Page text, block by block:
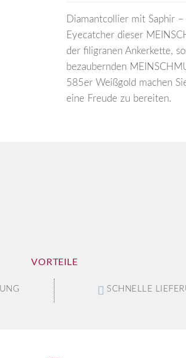
Diamantcollier mit Saphir
Eyecatcher dieser
der filigranen Ankerkette,
bezaubernden
585er Weißgold machen
eine Freude zu bereiten.
VORTEILE
SCHNELLE